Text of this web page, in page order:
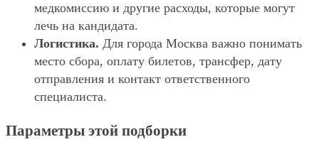
медкомиссию и другие расходы, которые могут
лечь на кандидата.
Логистика. Для города Москва важно понимать
место сбора, оплату билетов, трансфер, дату
отправления и контакт ответственного
специалиста.
Параметры этой подборки